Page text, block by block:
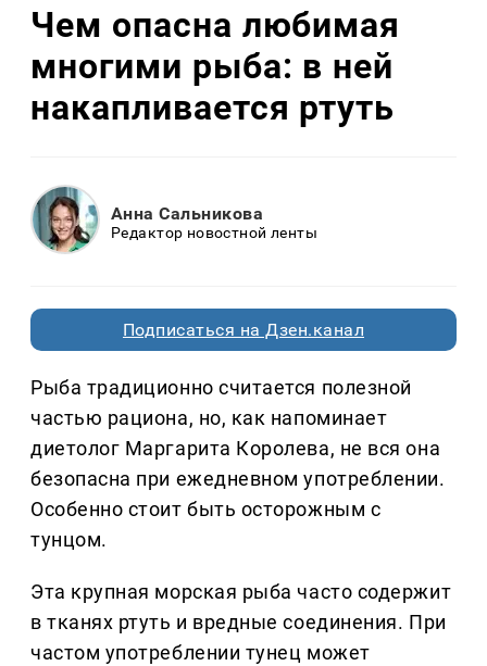
Чем опасна любимая
многими рыба: в ней
накапливается ртуть
Анна Сальникова
Редактор новостной ленты
Подписаться на Дзен.канал
Рыба традиционно считается полезной
частью рациона, но, как напоминает
диетолог Маргарита Королева, не вся она
безопасна при ежедневном употреблении.
Особенно стоит быть осторожным с
тунцом.
Эта крупная морская рыба часто содержит
в тканях ртуть и вредные соединения. При
частом употреблении тунец может